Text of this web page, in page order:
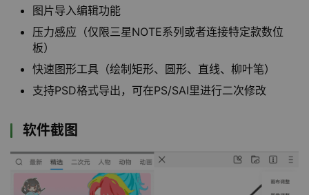
图片导入编辑功能
压力感应（仅限三星NOTE系列或者连接特定款数位
板）
快速图形工具（绘制矩形、圆形、直线、柳叶笔）
支持PSD格式导出，可在PS/SAI里进行二次修改
软件截图